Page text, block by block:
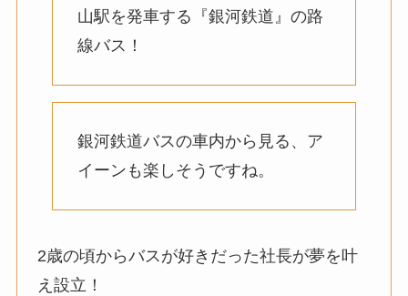
山駅を発車する『銀河鉄道』の路
線バス！
銀河鉄道バスの車内から見る、ア
イーンも楽しそうですね。
2歳の頃からバスが好きだった社長が夢を叶
え設立！